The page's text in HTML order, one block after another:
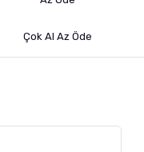
Çok Al Az Öde